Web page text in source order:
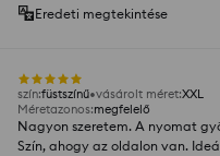
Eredeti megtekintése
szín:füstszínű vásárolt méret:XXL
Méretazonos:megfelelő
Nagyon szeretem. A nyomat
Szín, ahogy az oldalon van.